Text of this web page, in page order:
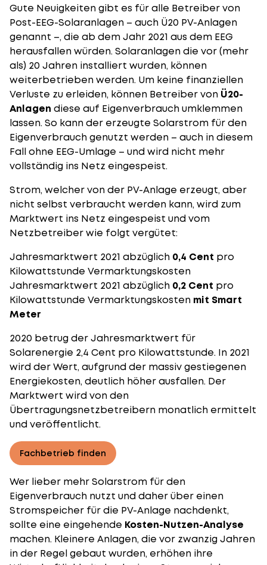
Gute Neuigkeiten gibt es für alle Betreiber von
Post-EEG-Solaranlagen – auch Ü20 PV-Anlagen
genannt –, die ab dem Jahr 2021 aus dem EEG
herausfallen würden. Solaranlagen die vor (mehr
als) 20 Jahren installiert wurden, können
weiterbetrieben werden. Um keine finanziellen
Verluste zu erleiden, können Betreiber von Ü20-
Anlagen diese auf Eigenverbrauch umklemmen
lassen. So kann der erzeugte Solarstrom für den
Eigenverbrauch genutzt werden – auch in diesem
Fall ohne EEG-Umlage – und wird nicht mehr
vollständig ins Netz eingespeist.
Strom, welcher von der PV-Anlage erzeugt, aber
nicht selbst verbraucht werden kann, wird zum
Marktwert ins Netz eingespeist und vom
Netzbetreiber wie folgt vergütet:
Jahresmarktwert 2021 abzüglich 0,4 Cent pro
Kilowattstunde Vermarktungskosten
Jahresmarktwert 2021 abzüglich 0,2 Cent pro
Kilowattstunde Vermarktungskosten mit Smart
Meter
2020 betrug der Jahresmarktwert für
Solarenergie 2,4 Cent pro Kilowattstunde. In 2021
wird der Wert, aufgrund der massiv gestiegenen
Energiekosten, deutlich höher ausfallen. Der
Marktwert wird von den
Übertragungsnetzbetreibern monatlich ermittelt
und veröffentlicht.
Fachbetrieb finden
Wer lieber mehr Solarstrom für den
Eigenverbrauch nutzt und daher über einen
Stromspeicher für die PV-Anlage nachdenkt,
sollte eine eingehende Kosten-Nutzen-Analyse
machen. Kleinere Anlagen, die vor zwanzig Jahren
in der Regel gebaut wurden, erhöhen ihre